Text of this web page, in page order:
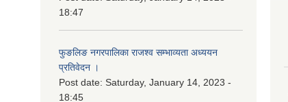
18:47
फुङलिङ नगरपालिका राजश्व सम्भाव्यता अध्ययन
प्रतिवेदन ।
Post date: Saturday, January 14, 2023 -
18:45